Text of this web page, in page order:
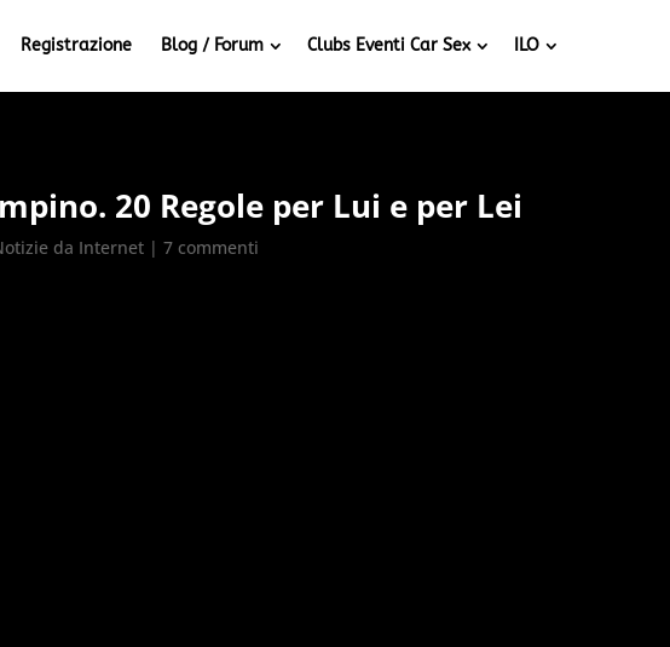
Registrazione Blog / Forum Clubs Eventi Car Sex ILO
20 Regole per Lui e per Lei
da Internet |7 commenti